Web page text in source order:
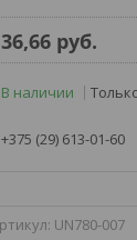
36,66 руб.
В наличии
+375 (29) 613-01-60
UN780-007